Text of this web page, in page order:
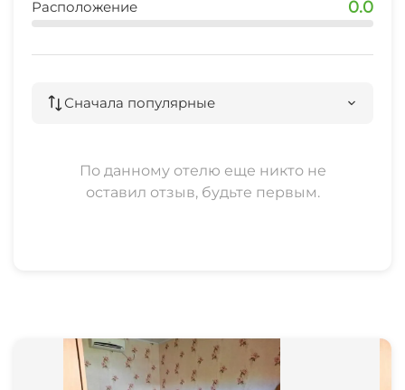
Расположение 0.0
Сначала популярные
По данному отелю еще никто не
оставил отзыв, будьте первым.